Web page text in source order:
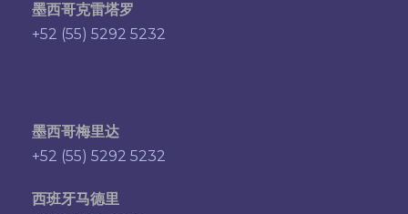
墨西哥克雷塔罗
+52 (55) 5292 5232
墨西哥梅里达
+52 (55) 5292 5232
西班牙马德里